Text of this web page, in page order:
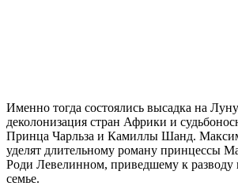
Именно тогда состоялись высадка на
деколонизация стран Африки и
Принца Чарльза и Камиллы Шанд.
уделят длительному роману принцессы
Роди Левелинном, приведшему к разводу
семье.